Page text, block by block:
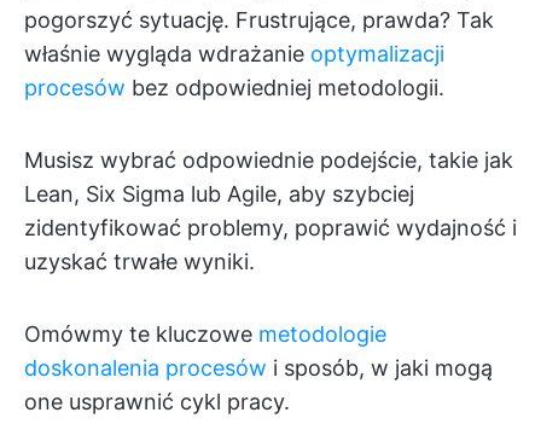
pogorszyć sytuację. Frustrujące, prawda? Tak
właśnie wygląda wdrażanie optymalizacji
procesów bez odpowiedniej metodologii.
Musisz wybrać odpowiednie podejście, takie jak
Lean, Six Sigma lub Agile, aby szybciej
zidentyfikować problemy, poprawić wydajność i
uzyskać trwałe wyniki.
Omówmy te kluczowe metodologie
doskonalenia procesów i sposób, w jaki mogą
one usprawnić cykl pracy.